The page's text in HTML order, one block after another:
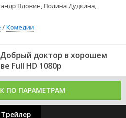
Вдовин, Полина Дудкина,
/Комедии
доктор в хорошем
Full HD 1080p
ПО ПАРАМЕТРАМ
Трейлер